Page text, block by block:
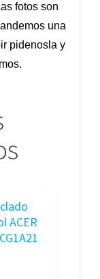
fotos son
una
pidenosla y